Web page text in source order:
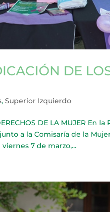
DE
,Superior Izquierdo
DE LA MUJER En
a la Comisaría de la
7 de marzo,...